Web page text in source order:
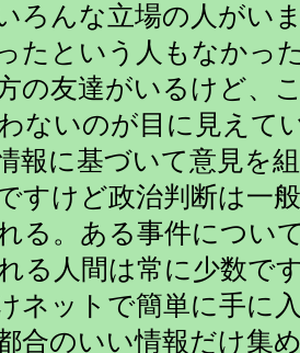
ろんな立場の人がい
たという人もなかっ
の友達がいるけど、
ないのが目に見えて
報に基づいて意見を
すけど政治判断は一
る。ある事件につい
る人間は常に少数で
ネットで簡単に手に
合のいい情報だけ集